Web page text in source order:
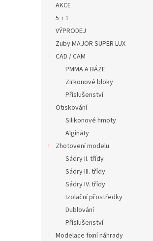
AKCE
5 + 1
VÝPRODEJ
Zuby MAJOR SUPER LUX
CAD / CAM
PMMA A BÁZE
Zirkonové bloky
Příslušenství
Otiskování
Silikonové hmoty
Algináty
Zhotovení modelu
Sádry II. třídy
Sádry III. třídy
Sádry IV. třídy
Izolační přostředky
Dublování
Příslušenství
Modelace fixní náhrady